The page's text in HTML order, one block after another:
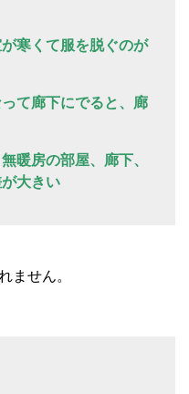
寒くて服を脱ぐのが
て廊下にでると、廊
暖房の部屋、廊下、
大きい
ません。